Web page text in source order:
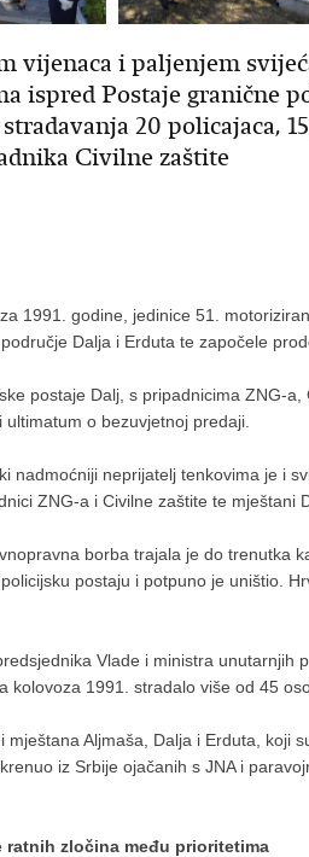
vijenaca i paljenjem
ispred Postaje granične
20 policajaca,
Civilne zaštite
1991. godine, jedinice 51.
Dalja i Erduta te započele
postaje Dalj, s pripadnicima ZNG-
ultimatum o bezuvjetnoj predaji.
nadmoćniji neprijatelj tenkovima je i
ZNG-a i Civilne zaštite te mještani
borba trajala je do trenutka
postaju i potpuno je uništio.
Vlade i ministra unutarnjih
kolovoza 1991. stradalo više od 45
mještana Aljmaša, Dalja i Erduta, koji
iz Srbije ojačanih s JNA i
ratnih zločina među prioritetima